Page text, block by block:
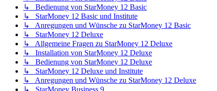
↳ Bedienung von StarMoney 12 Basic
↳ StarMoney 12 Basic und Institute
↳ Anregungen und Wünsche zu StarMoney 12 Basic
↳ StarMoney 12 Deluxe
↳ Allgemeine Fragen zu StarMoney 12 Deluxe
↳ Installation von StarMoney 12 Deluxe
↳ Bedienung von StarMoney 12 Deluxe
↳ StarMoney 12 Deluxe und Institute
↳ Anregungen und Wünsche zu StarMoney 12 Deluxe